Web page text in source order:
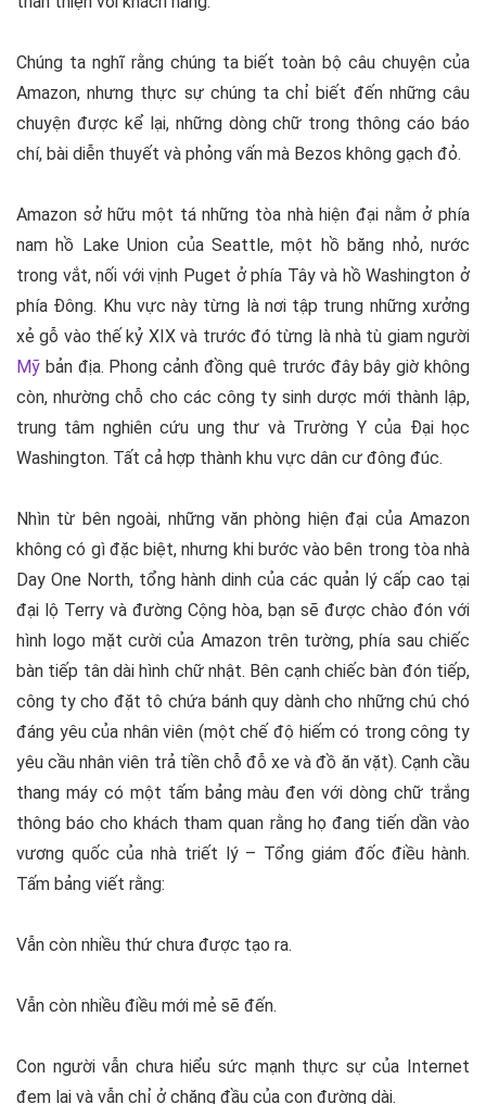
Chúng ta nghĩ rằng chúng ta biết toàn bộ câu chuyện của
Amazon, nhưng thực sự chúng ta chỉ biết đến những câu
chuyện được kể lại, những dòng chữ trong thông cáo báo
chí, bài diễn thuyết và phỏng vấn mà Bezos không gạch đỏ.
Amazon sở hữu một tá những tòa nhà hiện đại nằm ở phía
nam hồ Lake Union của Seattle, một hồ băng nhỏ, nước
trong vắt, nối với vịnh Puget ở phía Tây và hồ Washington ở
phía Đông. Khu vực này từng là nơi tập trung những xưởng
xẻ gỗ vào thế kỷ XIX và trước đó từng là nhà tù giam người
Mỹ bản địa. Phong cảnh đồng quê trước đây bây giờ không
còn, nhường chỗ cho các công ty sinh dược mới thành lập,
trung tâm nghiên cứu ung thư và Trường Y của Đại học
Washington. Tất cả hợp thành khu vực dân cư đông đúc.
Nhìn từ bên ngoài, những văn phòng hiện đại của Amazon
không có gì đặc biệt, nhưng khi bước vào bên trong tòa nhà
Day One North, tổng hành dinh của các quản lý cấp cao tại
đại lộ Terry và đường Cộng hòa, bạn sẽ được chào đón với
hình logo mặt cười của Amazon trên tường, phía sau chiếc
bàn tiếp tân dài hình chữ nhật. Bên cạnh chiếc bàn đón tiếp,
công ty cho đặt tô chứa bánh quy dành cho những chú chó
đáng yêu của nhân viên (một chế độ hiếm có trong công ty
yêu cầu nhân viên trả tiền chỗ đỗ xe và đồ ăn vặt). Cạnh cầu
thang máy có một tấm bảng màu đen với dòng chữ trắng
thông báo cho khách tham quan rằng họ đang tiến dần vào
vương quốc của nhà triết lý – Tổng giám đốc điều hành.
Tấm bảng viết rằng:
Vẫn còn nhiều thứ chưa được tạo ra.
Vẫn còn nhiều điều mới mẻ sẽ đến.
Con người vẫn chưa hiểu sức mạnh thực sự của Internet
đem lại và vẫn chỉ ở chặng đầu của con đường dài.